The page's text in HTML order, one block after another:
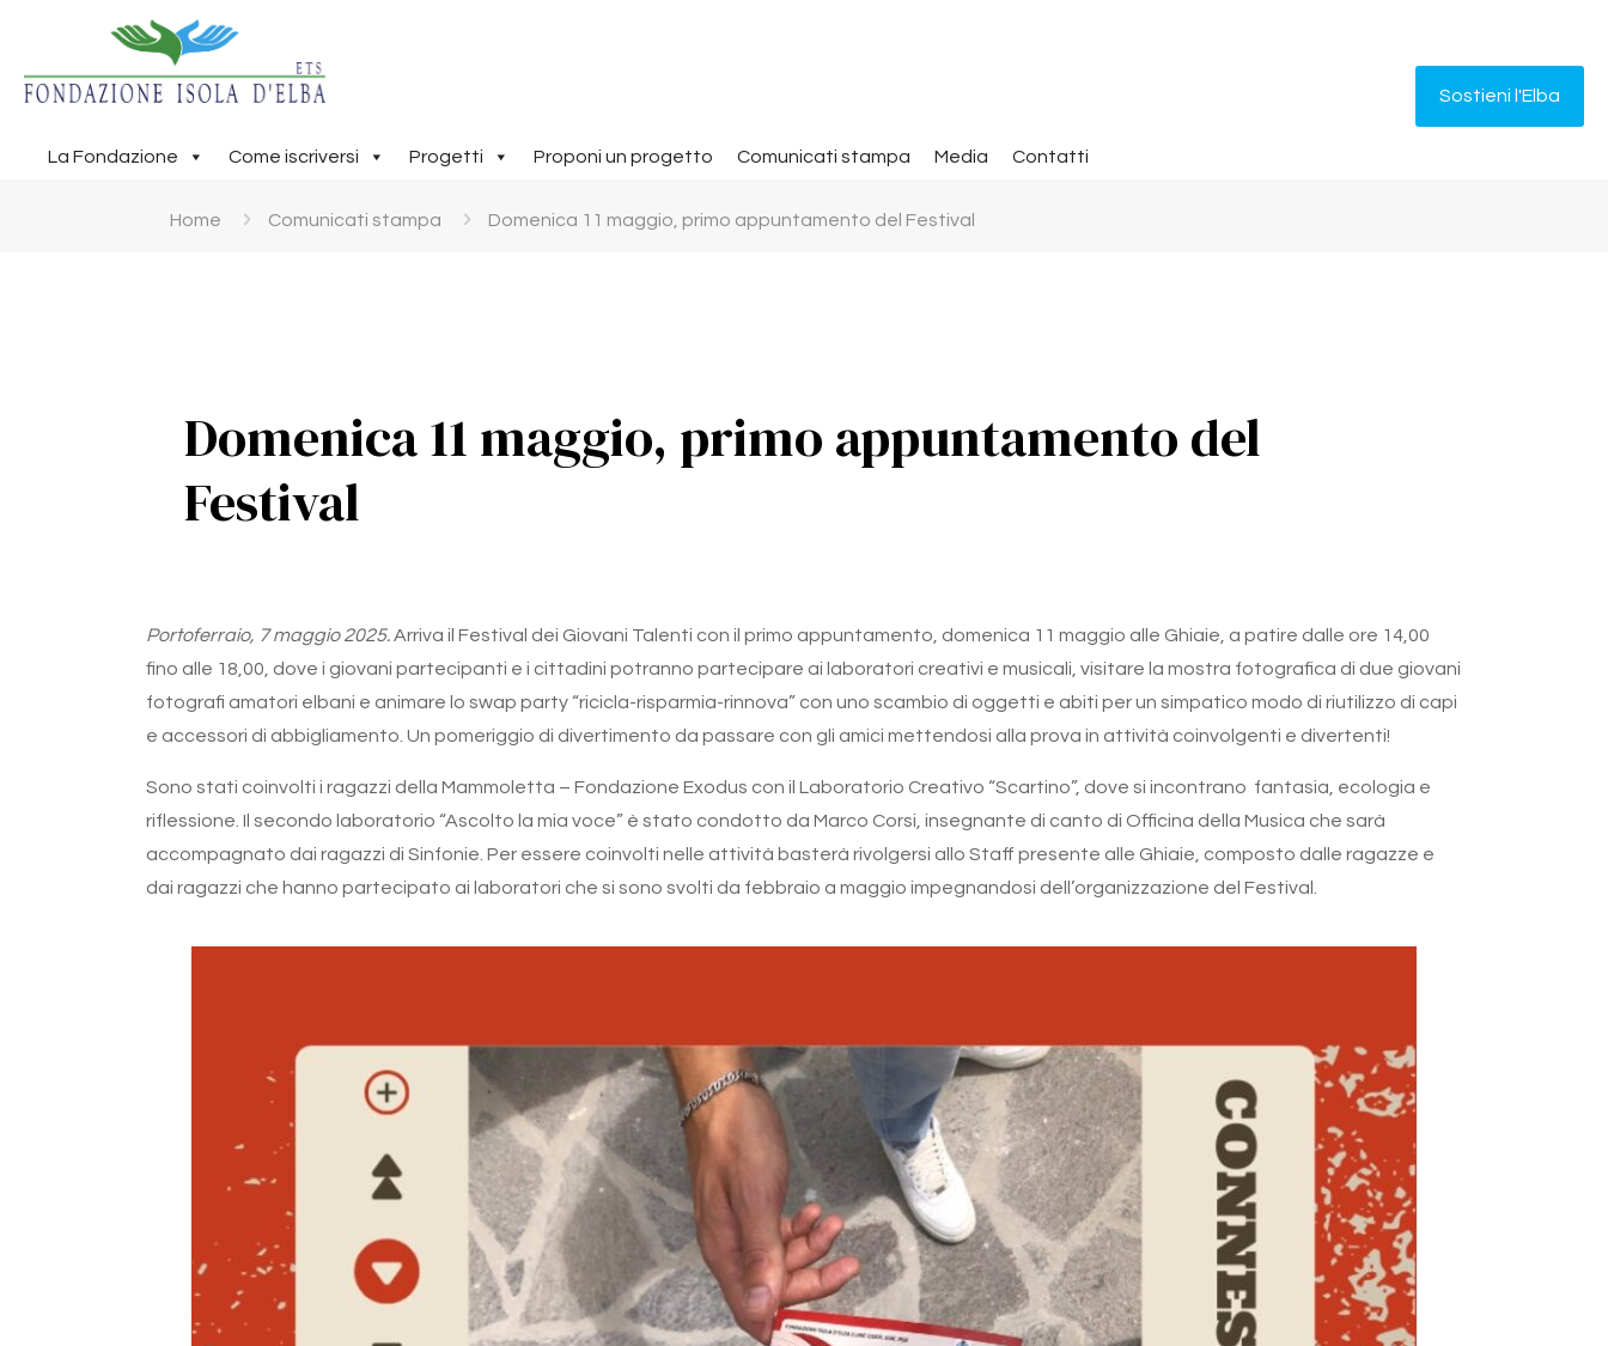
La Fondazione Come iscriversi Progetti Proponi un progetto Comunicati stampa Media Contatti
Sostieni l'Elba
Home Comunicati stampa Domenica 11 maggio, primo appuntamento del Festival
Domenica 11 maggio, primo appuntamento del
Festival
Portoferraio, 7 maggio 2025.Arriva il Festival dei Giovani Talenti con il primo appuntamento, domenica 11 maggio alle Ghiaie, a patire dalle ore 14,00
fino alle 18,00, dove i giovani partecipanti e i cittadini potranno partecipare ai laboratori creativi e musicali, visitare la mostra fotografica di due giovani
fotografi amatori elbani e animare lo swap party “ricicla-risparmia-rinnova” con uno scambio di oggetti e abiti per un simpatico modo di riutilizzo di capi
e accessori di abbigliamento. Un pomeriggio di divertimento da passare con gli amici mettendosi alla prova in attività coinvolgenti e divertenti!
Sono stati coinvolti i ragazzi della Mammoletta – Fondazione Exodus con il Laboratorio Creativo “Scartino”, dove si incontrano fantasia, ecologia e
riflessione. Il secondo laboratorio “Ascolto la mia voce” è stato condotto da Marco Corsi, insegnante di canto di Officina della Musica che sarà
accompagnato dai ragazzi di Sinfonie. Per essere coinvolti nelle attività basterà rivolgersi allo Staff presente alle Ghiaie, composto dalle ragazze e
dai ragazzi che hanno partecipato ai laboratori che si sono svolti da febbraio a maggio impegnandosi dell’organizzazione del Festival.